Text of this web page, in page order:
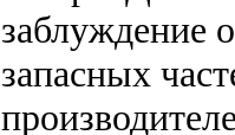
заблуждение
запасных